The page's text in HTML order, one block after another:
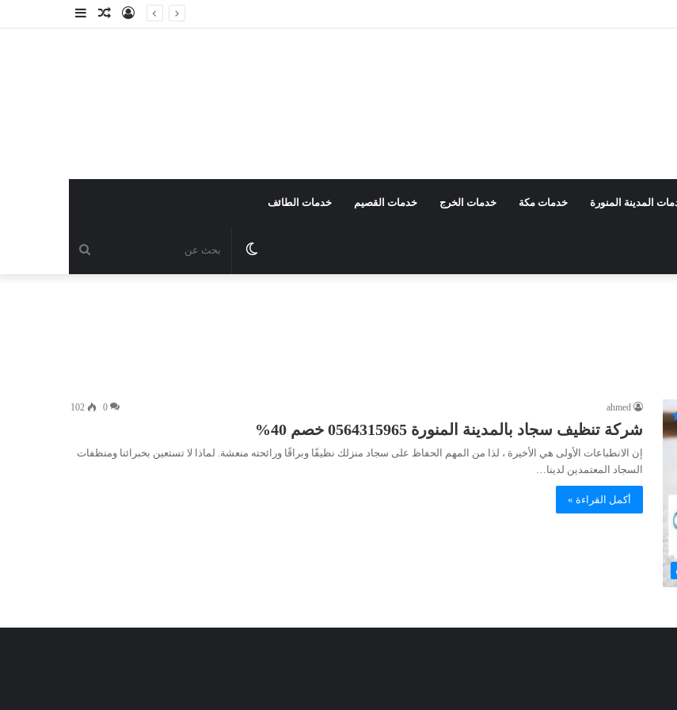
المدينة المنورة خدمات مكة خدمات الخرج خدمات القصيم خدمات الطائف
ahmed
0
102
شركة تنظيف سجاد بالمدينة المنورة 0564315965 خصم 40%
إن الانطباعات الأولى هي الأخيرة ، لذا من المهم الحفاظ على سجاد منزلك نظيفًا وبراقًا ورائحته منعشة. لماذا لا تستعين بخبرائنا ومنظفات
السجاد المعتمدين لدينا…
أكمل القراءة »